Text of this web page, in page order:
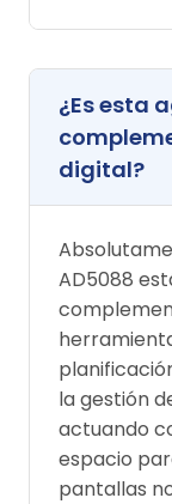
¿Es esta
digital?
AD5088
la gestión
actuando
espacio
pantallas